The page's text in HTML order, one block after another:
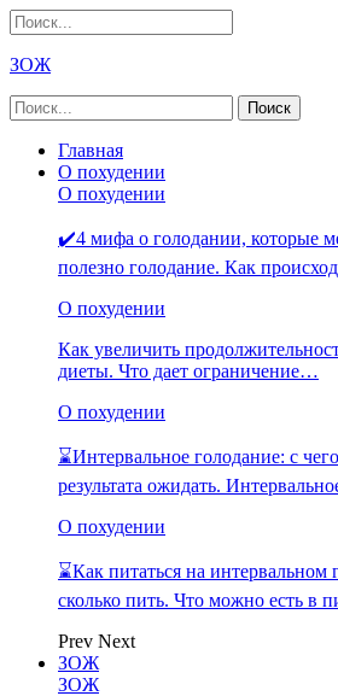
ЗОЖ
Главная
О похудении
О похудении
✔️4 мифа о голодании, которые
полезно голодание. Как
О похудении
Как увеличить
диеты. Что дает ограничение…
О похудении
⌛Интервальное голодание: с
результата ожидать.
О похудении
⌛Как питаться на интервальном
сколько пить. Что можно есть в
Prev Next
ЗОЖ
ЗОЖ